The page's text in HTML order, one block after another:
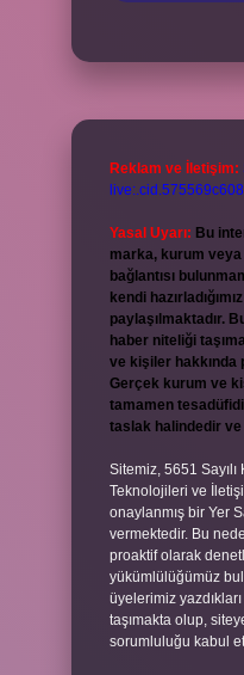
Reklam ve İletişim:
Yasal Uyarı: Bu
marka, kurum
bağlantısı
kendi
paylaşılmaktadır.
haber niteliği
ve kişiler hakkında
Gerçek kurum ve
tamamen
taslak halindedir
Sitemiz, 5651
Teknolojileri ve
onaylanmış bir Yer
vermektedir. Bu
proaktif olarak
yükümlülüğümüz
üyelerimiz
taşımakta olup,
sorumluluğu kabul